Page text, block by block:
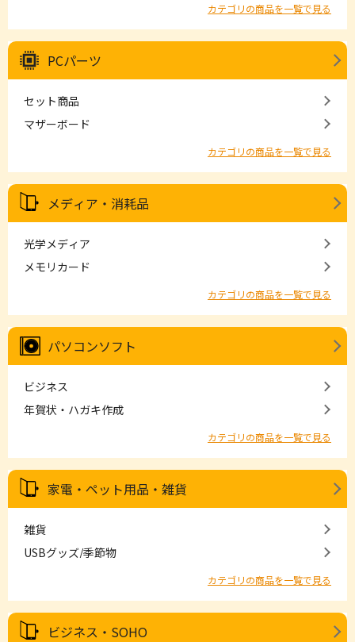
カテゴリの商品を一覧で見る
PCパーツ
セット商品
マザーボード
カテゴリの商品を一覧で見る
メディア・消耗品
光学メディア
メモリカード
カテゴリの商品を一覧で見る
パソコンソフト
ビジネス
年賀状・ハガキ作成
カテゴリの商品を一覧で見る
家電・ペット用品・雑貨
雑貨
USBグッズ/季節物
カテゴリの商品を一覧で見る
ビジネス・SOHO